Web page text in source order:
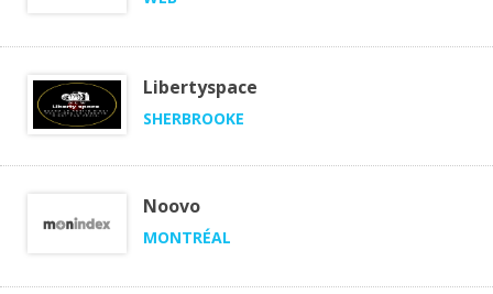
Libertyspace
SHERBROOKE
Noovo
MONTRÉAL